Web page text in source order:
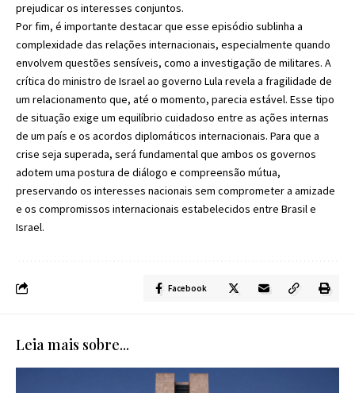
prejudicar os interesses conjuntos.
Por fim, é importante destacar que esse episódio sublinha a
complexidade das relações internacionais, especialmente quando
envolvem questões sensíveis, como a investigação de militares. A
crítica do ministro de Israel ao governo Lula revela a fragilidade de
um relacionamento que, até o momento, parecia estável. Esse tipo
de situação exige um equilíbrio cuidadoso entre as ações internas
de um país e os acordos diplomáticos internacionais. Para que a
crise seja superada, será fundamental que ambos os governos
adotem uma postura de diálogo e compreensão mútua,
preservando os interesses nacionais sem comprometer a amizade
e os compromissos internacionais estabelecidos entre Brasil e
Israel.
Facebook
Leia mais sobre...